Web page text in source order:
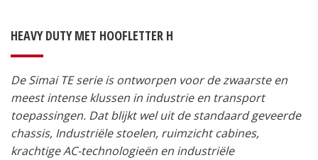
HEAVY DUTY MET HOOFLETTER H
De Simai TE serie is ontworpen voor de zwaarste en
meest intense klussen in industrie en transport
toepassingen. Dat blijkt wel uit de standaard geveerde
chassis, Industriële stoelen, ruimzicht cabines,
krachtige AC-technologieën en industriële